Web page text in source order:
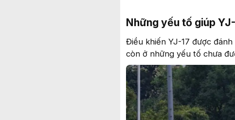
Những yếu tố giúp
Điều khiến YJ-17 được
còn ở những yếu tố chưa